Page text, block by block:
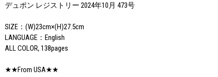
デュポン レジストリー 2024年10月 473号
SIZE：(W)23cm×(H)27.5cm
LANGUAGE：English
ALL COLOR, 138pages
★★From USA★★